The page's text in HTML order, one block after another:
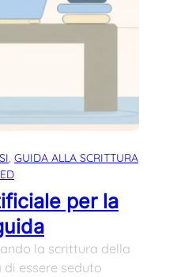
, GUIDA ALLA SCRITTURA
per la
la scrittura della
essere seduto